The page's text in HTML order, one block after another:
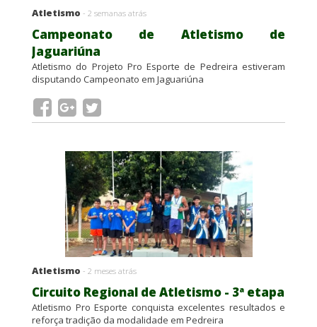
Atletismo - 2 semanas atrás
Campeonato de Atletismo de
Jaguariúna
Atletismo do Projeto Pro Esporte de Pedreira estiveram
disputando Campeonato em Jaguariúna
Atletismo - 2 meses atrás
Circuito Regional de Atletismo - 3ª etapa
Atletismo Pro Esporte conquista excelentes resultados e
reforça tradição da modalidade em Pedreira